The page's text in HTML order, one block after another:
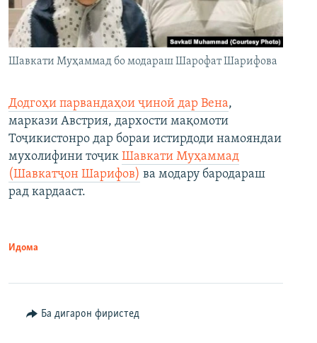
Шавкати Муҳаммад бо модараш Шарофат Шарифова
Додгоҳи парвандаҳои ҷиноӣ дар Вена,
маркази Австрия, дархости мақомоти
Тоҷикистонро дар бораи истирдоди намояндаи
мухолифини тоҷик Шавкати Муҳаммад
(Шавкатҷон Шарифов) ва модару бародараш
рад кардааст.
Идома
Ба дигарон фиристед